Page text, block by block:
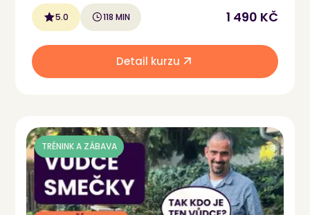
5.0 118 MIN 1 490 KČ
Detail kurzu
TRÉNINK A ZÁBAVA